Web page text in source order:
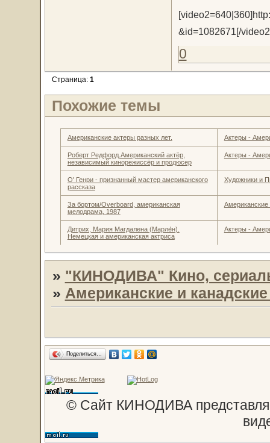
&id=1082671[/
0
Страница: 1
Похожие темы
Американские актеры разных лет. Актеры -
Роберт Редфорд.Американский актёр,
независимый кинорежиссёр и продюсер
Актеры -
О' Генри - признанный мастер американского
рассказа
Художники и
За бортом/Overboard, американская
мелодрама, 1987
Дитрих, Мария Магдалена (Марле́н).
Немецкая и американская актриса
Актеры -
» "КИНОДИВА" Кино,
» Американские и
Поделиться…
© Сайт КИНОДИВА